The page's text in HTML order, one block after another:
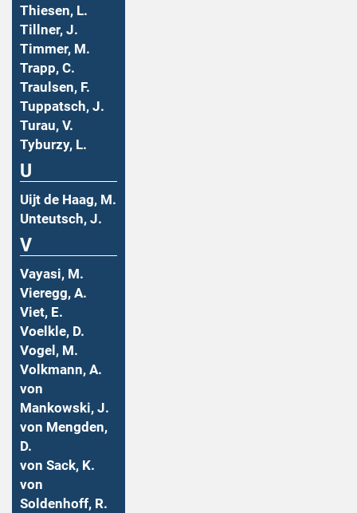
Thiesen, L.
Tillner, J.
Timmer, M.
Trapp, C.
Traulsen, F.
Tuppatsch, J.
Turau, V.
Tyburzy, L.
U
Uijt de Haag, M.
Unteutsch, J.
V
Vayasi, M.
Vieregg, A.
Viet, E.
Voelkle, D.
Vogel, M.
Volkmann, A.
von
Mankowski, J.
von Mengden,
D.
von Sack, K.
von
Soldenhoff, R.